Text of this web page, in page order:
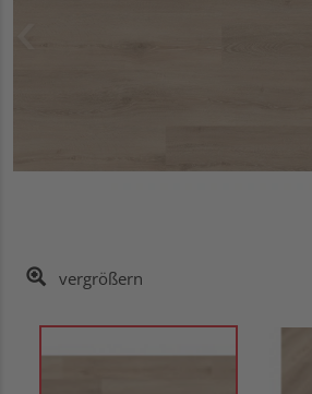
vergrößern